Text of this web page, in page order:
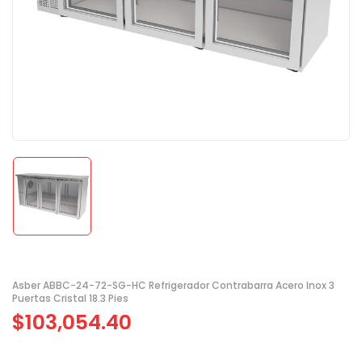
Asber ABBC-24-72-SG-HC Refrigerador Contrabarra Acero Inox 3
Puertas Cristal 18.3 Pies
$103,054.40